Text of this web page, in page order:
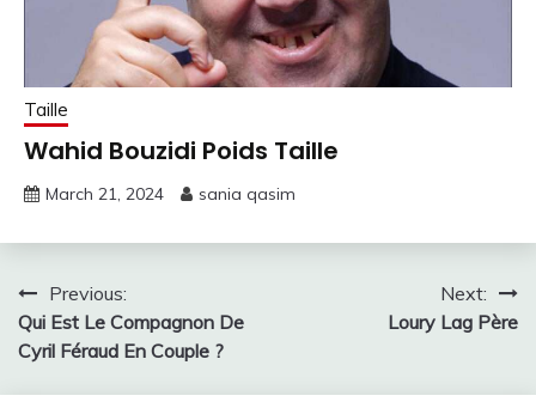
Taille
Wahid Bouzidi Poids Taille
March 21, 2024 sania qasim
Post
navigation
Previous:
Qui Est Le Compagnon De
Cyril Féraud En Couple ?
Next:
Loury Lag Père